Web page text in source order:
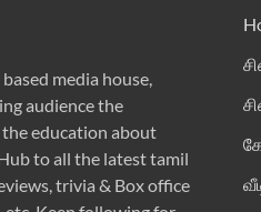
media house,
audience the
education about
to all the latest tamil
trivia & Box office